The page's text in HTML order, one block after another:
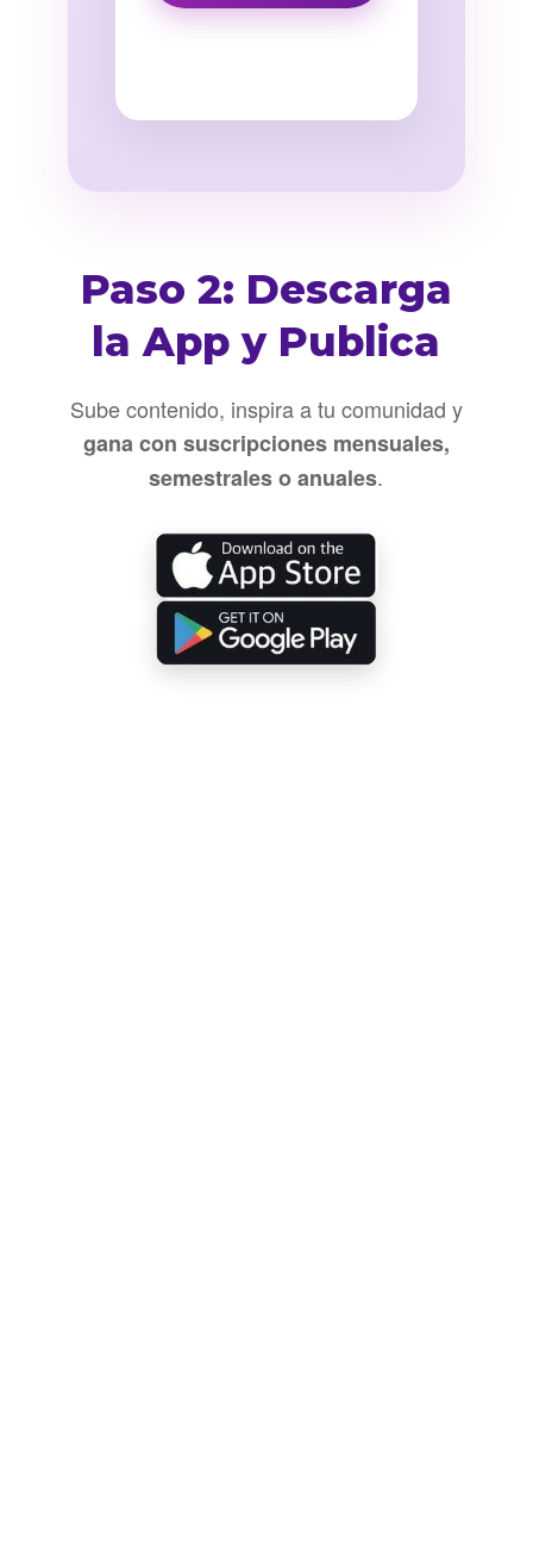
Paso 2: Descarga
la App y Publica
Sube contenido, inspira a tu comunidad y
gana con suscripciones mensuales,
semestrales o anuales.